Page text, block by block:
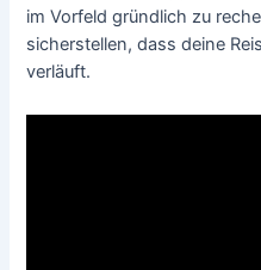
im Vorfeld gründlich zu
sicherstellen, dass deine
verläuft.